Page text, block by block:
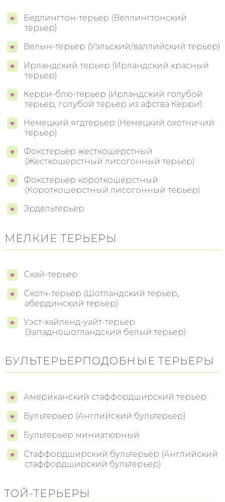
Бедлингтон-терьер (Веллингтонский
терьер)
Велын-терьер (Уэльский/валлийский терьер)
Ирландский терьер (Ирландский красный
терьер)
Керри-блю-терьер (Ирландский голубой
терьер, голубой терьер из афства Керри)
Немецкий ягдтерьер (Немецкий охотничий
терьер)
Фокстерьер жесткошерстный
(Жесткошерстный лисогонный терьер)
Фокстерьер короткошерстный
(Короткошерстный лисогонный терьер)
Эрдельтерьер
МЕЛКИЕ ТЕРЬЕРЫ
Скай-терьер
Скотч-терьер (Шотландский терьер,
абердинский терьер)
Уэст-хайленд-уайт-терьер
(Западношотландский белый терьер)
БУЛЬТЕРЬЕРПОДОБНЫЕ ТЕРЬЕРЫ
Американский стаффордширский терьер
Бультерьер (Английский бультерьер)
Бультерьер миниатюрный
Стаффордширский бультерьер (Английский
стаффордширский бультерьер)
ТОЙ-ТЕРЬЕРЫ